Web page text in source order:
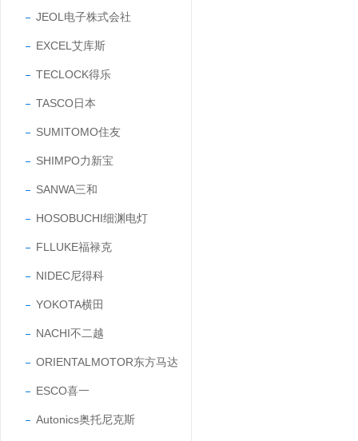
JEOL电子株式会社
EXCEL艾库斯
TECLOCK得乐
TASCO日本
SUMITOMO住友
SHIMPO力新宝
SANWA三和
HOSOBUCHI细渊电灯
FLLUKE福禄克
NIDEC尼得科
YOKOTA横田
NACHI不二越
ORIENTALMOTOR东方马达
ESCO喜一
Autonics奥托尼克斯